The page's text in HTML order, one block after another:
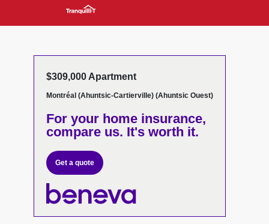
$309,000 Apartment
Montréal (Ahuntsic-Cartierville) (Ahuntsic Ouest)
For your home insurance,
compare us. It's worth it.
Get a quote